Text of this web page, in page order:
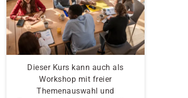
Dieser Kurs kann auch als
Workshop mit freier
Themenauswahl und